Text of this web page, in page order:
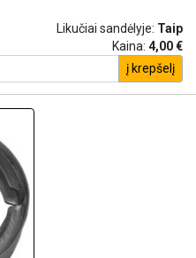
Likučiai sandėlyje: Taip
Kaina: 4,00 €
į krepšelį